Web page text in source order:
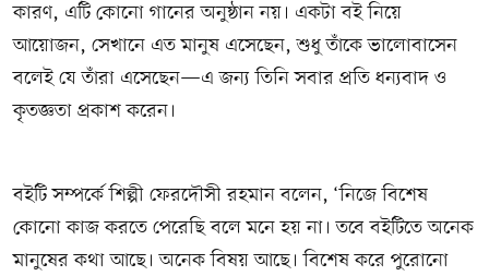
কারণ, এটি কোনো গানের অনুষ্ঠান নয়। একটা বই নিয়ে
আয়োজন, সেখানে এত মানুষ এসেছেন, শুধু তাঁকে ভালোবাসেন
বলেই যে তাঁরা এসেছেন—এ জন্য তিনি সবার প্রতি ধন্যবাদ ও
কৃতজ্ঞতা প্রকাশ করেন।
বইটি সম্পর্কে শিল্পী ফেরদৌসী রহমান বলেন, ‘নিজে বিশেষ
কোনো কাজ করতে পেরেছি বলে মনে হয় না। তবে বইটিতে অনেক
মানুষের কথা আছে। অনেক বিষয় আছে। বিশেষ করে পুরোনো